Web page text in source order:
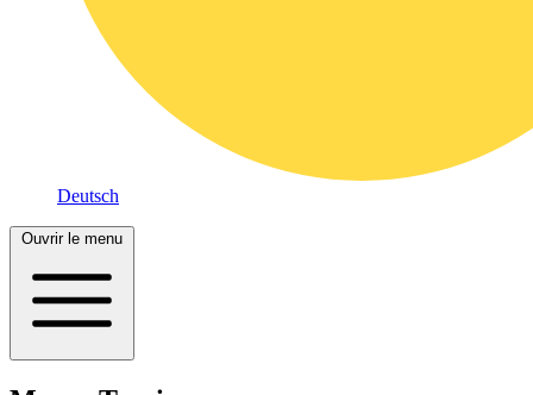
Deutsch
Ouvrir le menu